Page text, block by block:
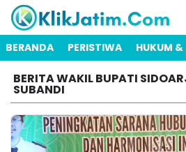
BERANDA PERISTIWA HUKUM &
BERITA WAKIL BUPATI
SUBANDI